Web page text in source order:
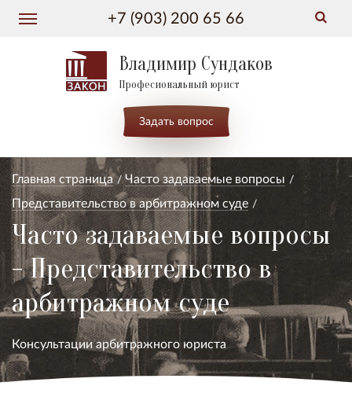
+7 (903) 200 65 66
Владимир Сундаков
Професиональный юрист
Задать вопрос
Главная страница
Часто задаваемые вопросы
Представительство в арбитражном суде
Часто задаваемые вопросы
- Представительство в
арбитражном суде
Консультации арбитражного юриста